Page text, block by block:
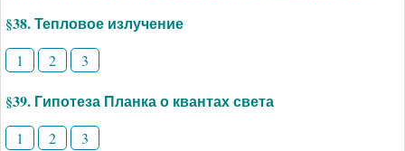
§38. Тепловое излучение
1 2 3
§39. Гипотеза Планка о квантах света
1 2 3